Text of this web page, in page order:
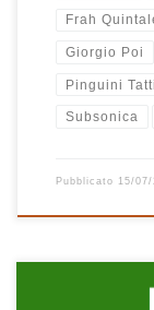
Frah
Giorgio Poi
Pinguini
Subsonica
Pubblicato 15/07/